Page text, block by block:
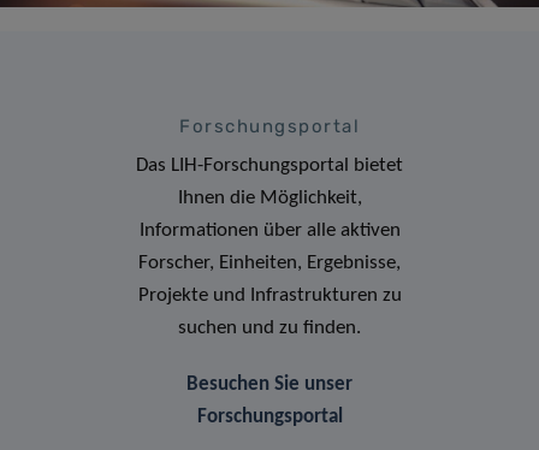
Forschungsportal
Das LIH-Forschungsportal bietet
Ihnen die Möglichkeit,
Informationen über alle aktiven
Forscher, Einheiten, Ergebnisse,
Projekte und Infrastrukturen zu
suchen und zu finden.
Besuchen Sie unser
Forschungsportal